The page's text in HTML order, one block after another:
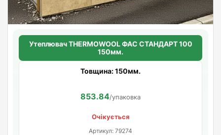
Утеплювач THERMOWOOL ФАС СТАНДАРТ 100
150мм.
Товщина: 150мм.
853.84/упаковка
Очікується
Артикул: 79274